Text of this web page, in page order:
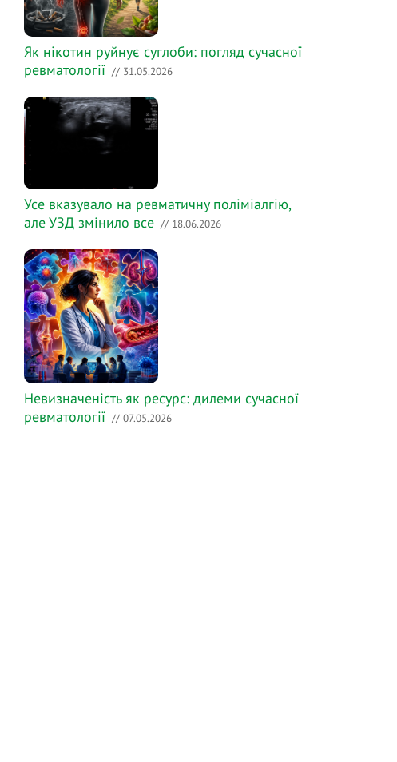
Як нікотин руйнує суглоби: погляд сучасної
ревматології // 31.05.2026
Усе вказувало на ревматичну поліміалгію,
але УЗД змінило все // 18.06.2026
Невизначеність як ресурс: дилеми сучасної
ревматології // 07.05.2026